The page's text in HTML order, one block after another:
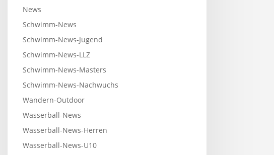
News
Schwimm-News
Schwimm-News-Jugend
Schwimm-News-LLZ
Schwimm-News-Masters
Schwimm-News-Nachwuchs
Wandern-Outdoor
Wasserball-News
Wasserball-News-Herren
Wasserball-News-U10